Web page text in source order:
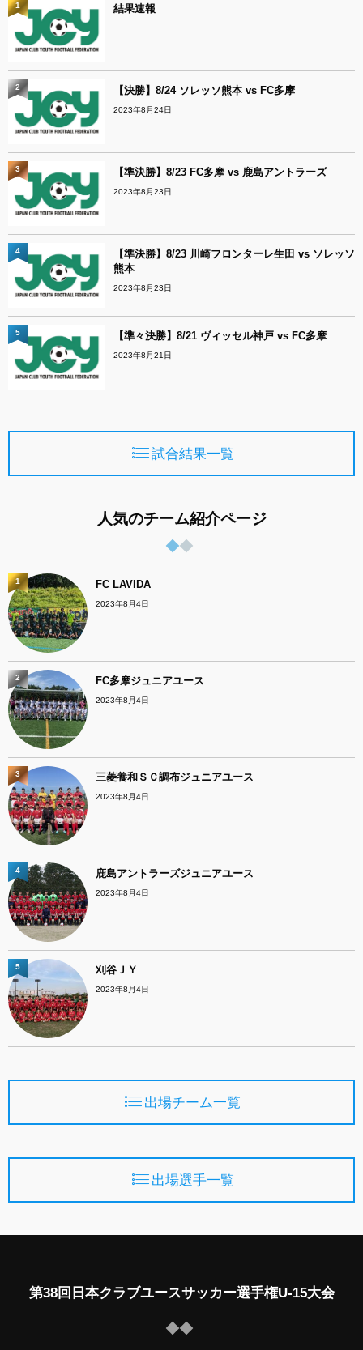
結果速報
1
【決勝】8/24 ソレッソ熊本 vs FC多摩
2023年8月24日
2
【準決勝】8/23 FC多摩 vs 鹿島アントラーズ
2023年8月23日
3
【準決勝】8/23 川崎フロンターレ生田 vs ソレッソ
熊本
2023年8月23日
4
【準々決勝】8/21 ヴィッセル神戸 vs FC多摩
2023年8月21日
5
試合結果一覧
人気のチーム紹介ページ
FC LAVIDA
2023年8月4日
1
FC多摩ジュニアユース
2023年8月4日
2
三菱養和ＳＣ調布ジュニアユース
2023年8月4日
3
鹿島アントラーズジュニアユース
2023年8月4日
4
刈谷ＪＹ
2023年8月4日
5
出場チーム一覧
出場選手一覧
第38回日本クラブユースサッカー選手権U-15大会